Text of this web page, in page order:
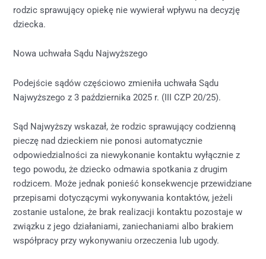
rodzic sprawujący opiekę nie wywierał wpływu na decyzję
dziecka.
Nowa uchwała Sądu Najwyższego
Podejście sądów częściowo zmieniła uchwała Sądu
Najwyższego z 3 października 2025 r. (III CZP 20/25).
Sąd Najwyższy wskazał, że rodzic sprawujący codzienną
pieczę nad dzieckiem nie ponosi automatycznie
odpowiedzialności za niewykonanie kontaktu wyłącznie z
tego powodu, że dziecko odmawia spotkania z drugim
rodzicem. Może jednak ponieść konsekwencje przewidziane
przepisami dotyczącymi wykonywania kontaktów, jeżeli
zostanie ustalone, że brak realizacji kontaktu pozostaje w
związku z jego działaniami, zaniechaniami albo brakiem
współpracy przy wykonywaniu orzeczenia lub ugody.